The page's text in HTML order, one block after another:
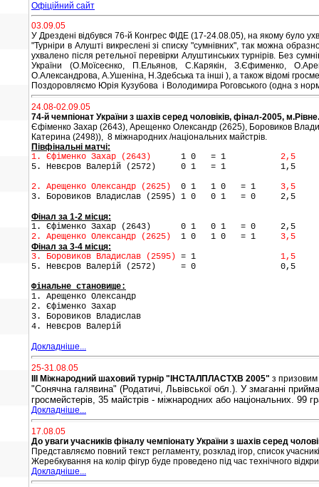
Офіційний сайт
03.09.05
У Дрездені відбувся 76-й Конгрес ФІДЕ (17-24.08.05), на якому було
"Турніри в Алушті викреслені зі списку "сумнівних", так можна
ухвалено після ретельної перевірки Алуштинських турнірів. Без
України (О.Моїсеєнко, П.Ельянов, С.Карякін, З.Єфименко,
О.Александрова, А.Ушеніна, Н.Здебська та інші ), а також відомі
Поздоровляємо Юрія Кузубова і Володимира Роговського (одна з
24.08-02.09.05
74-й чемпіонат України з шахів серед чоловіків, фінал-2005, м.Рівне.
Єфіменко Захар (2643), Арещенко Олександр (2625), Боровиков
Катерина (2498)), 8 міжнародних /національних майстрів.
Півфінальні матчі:
1. Єфіменко Захар (2643) 1 0 = 1 2,5
5. Невєров Валерій (2572) 0 1 = 1 1,5
2. Арещенко Олександр (2625) 0 1 1 0 = 1 3,5
3. Боровиков Владислав (2595) 1 0 0 1 = 0 2,5
Фінал за 1-2 місця:
1. Єфіменко Захар (2643) 0 1 0 1 = 0 2,5
2. Арещенко Олександр (2625) 1 0 1 0 = 1 3,5
Фінал за 3-4 місця:
3. Боровиков Владислав (2595) = 1 1,5
5. Невєров Валерій (2572) = 0 0,5
Фінальне становище:
1. Арещенко Олександр
2. Єфіменко Захар
3. Боровиков Владислав
4. Невєров Валерій
Докладніше...
25-31.08.05
ІІІ Міжнародний шаховий турнір "ІНСТАЛПЛАСТХВ 2005" з
"Сонячна галявина" (Родатичі, Львівської обл.). У змаганні
гросмейстерів, 35 майстрів - міжнародних або національних. 99
Докладніше...
17.08.05
До уваги учасників фіналу чемпіонату України з шахів серед
Представляємо повний текст регламенту, розклад ігор, список
Жеребкування на колір фігур буде проведено під час технічного
Докладніше...